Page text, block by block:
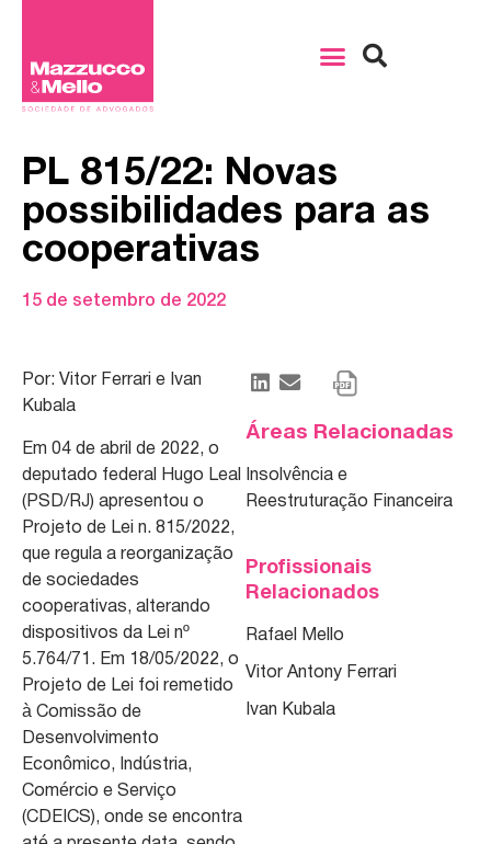
PL 815/22: Novas
possibilidades para as
cooperativas
15 de setembro de 2022
Por: Vitor Ferrari e Ivan
Kubala
Em 04 de abril de 2022, o
deputado federal Hugo Leal
(PSD/RJ) apresentou o
Projeto de Lei n. 815/2022,
que regula a reorganização
de sociedades
cooperativas, alterando
dispositivos da Lei nº
5.764/71. Em 18/05/2022, o
Projeto de Lei foi remetido
à Comissão de
Desenvolvimento
Econômico, Indústria,
Comércio e Serviço
(CDEICS), onde se encontra
Áreas Relacionadas
Insolvência e
Reestruturação Financeira
Profissionais
Relacionados
Rafael Mello
Vitor Antony Ferrari
Ivan Kubala